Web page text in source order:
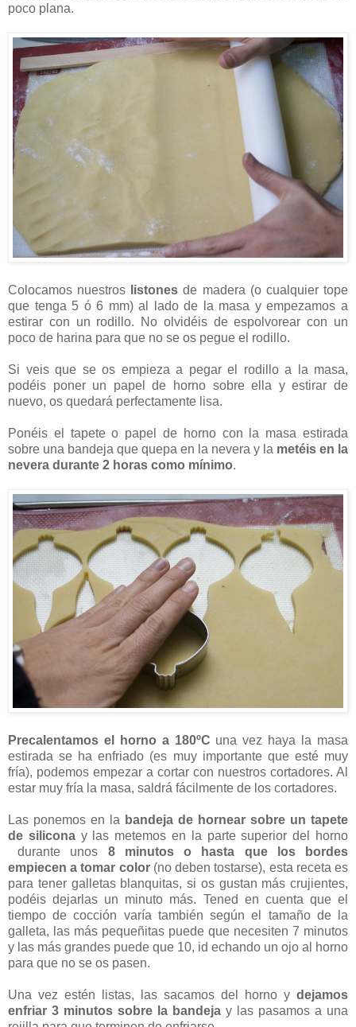
poco plana.
Colocamos nuestros listones de madera (o cualquier tope
que tenga 5 ó 6 mm) al lado de la masa y empezamos a
estirar con un rodillo. No olvidéis de espolvorear con un
poco de harina para que no se os pegue el rodillo.
Si veis que se os empieza a pegar el rodillo a la masa,
podéis poner un papel de horno sobre ella y estirar de
nuevo, os quedará perfectamente lisa.
Ponéis el tapete o papel de horno con la masa estirada
sobre una bandeja que quepa en la nevera y la metéis en la
nevera durante 2 horas como mínimo.
Precalentamos el horno a 180ºC una vez haya la masa
estirada se ha enfriado (es muy importante que esté muy
fría), podemos empezar a cortar con nuestros cortadores. Al
estar muy fría la masa, saldrá fácilmente de los cortadores.
Las ponemos en la bandeja de hornear sobre un tapete
de siliconay las metemos en la parte superior del horno
durante unos 8 minutos o hasta que los bordes
empiecen a tomar color(no deben tostarse), esta receta es
para tener galletas blanquitas, si os gustan más crujientes,
podéis dejarlas un minuto más. Tened en cuenta que el
tiempo de cocción varía también según el tamaño de la
galleta, las más pequeñitas puede que necesiten 7 minutos
y las más grandes puede que 10, id echando un ojo al horno
para que no se os pasen.
Una vez estén listas, las sacamos del horno y dejamos
enfriar 3 minutos sobre la bandeja y las pasamos a una